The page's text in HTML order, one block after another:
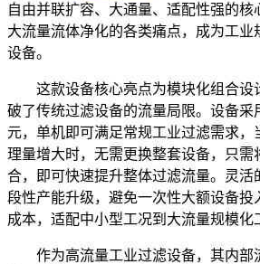
自由并联扩容、大通量、适配性强的核
大流量流体净化的各类痛点，成为工业
设备。
这款设备核心亮点为模块化组合设
破了传统过滤设备的流量局限。设备采
元，单机即可满足常规工业过滤需求，
理量增大时，无需更换整套设备，只需
合，即可快速提升整体过滤流量。灵活
段性产能升级，避免一次性大额设备投
成本，适配中小型工况到大流量规模化
作为高流量工业过滤设备，其内部